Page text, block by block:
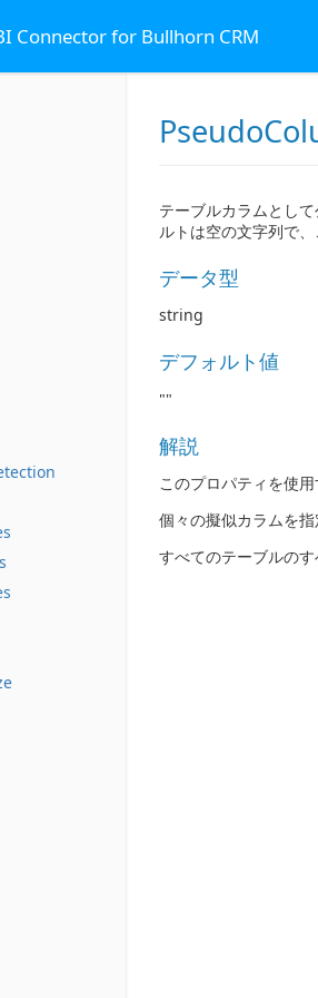
Connector for Bullhorn CRM
テーブルカラムとし
ルトは空の文字列で
データ型
string
デフォルト値
""
解説
このプロパティを使
個々の擬似カラムを
すべてのテーブルの